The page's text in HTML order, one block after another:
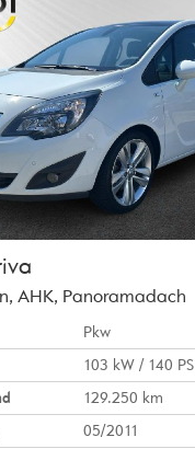
AHK, Panoramadach
Pkw
103 kW / 140 PS
129.250 km
05/2011